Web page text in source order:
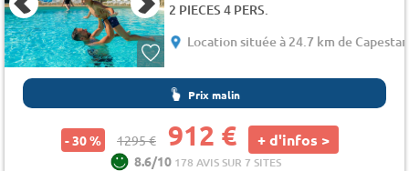
2 PIECES 4 PERS.
Location située à 24.7 km de
Prix malin
- 30 % 1295 € 912 € + d'infos >
8.6/10 178 AVIS SUR 7 SITES